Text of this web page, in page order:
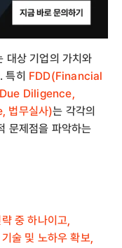
상 기업의 가치와
특히 FDD(Financial
Diligence,
법무실사)는 각각의
문제점을 파악하는
중 하나이고,
술 및 노하우 확보,